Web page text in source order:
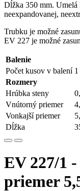
Dĺžka 350 mm. Umelá
neexpandovanej,
Trubku je možné
EV 227 je možné
Balenie
Počet kusov v balení 1
Rozmery
Hrúbka steny
Vnútorný priemer
Vonkajší priemer
Dĺžka
EV 227/1
priemer